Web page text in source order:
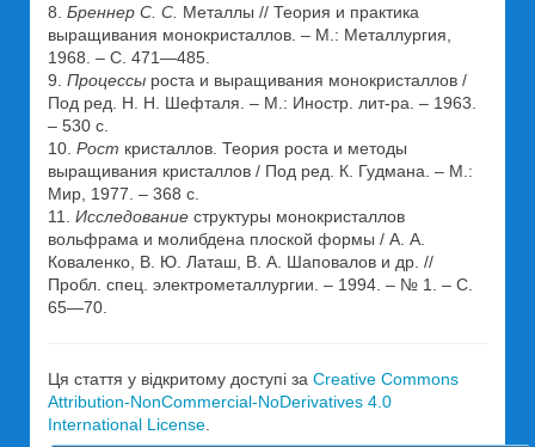
8. Бреннер С. С. Металлы // Теория и практика
выращивания монокристаллов. – М.: Металлургия,
1968. – С. 471—485.
9. Процесcы роста и выращивания монокристаллов /
Под ред. Н. Н. Шефталя. – М.: Иностр. лит-ра. – 1963.
– 530 с.
10. Рост кристаллов. Теория роста и методы
выращивания кристаллов / Под ред. К. Гудмана. – М.:
Мир, 1977. – 368 с.
11. Исследование структуры монокристаллов
вольфрама и молибдена плоской формы / А. А.
Коваленко, В. Ю. Латаш, В. А. Шаповалов и др. //
Пробл. спец. электрометаллургии. – 1994. – № 1. – С.
65—70.
Ця стаття у відкритому доступі за Creative Commons
Attribution-NonCommercial-NoDerivatives 4.0
International License